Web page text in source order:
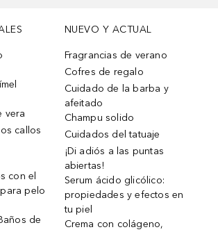
vera
callos
con el
pelo
de
NUEVO Y ACTUAL
Fragrancias de verano
Cofres de regalo
Cuidado de la barba y
afeitado
Champu solido
Cuidados del tatuaje
¡Di adiós a las puntas
abiertas!
Serum ácido glicólico:
propiedades y efectos en
tu piel
Crema con colágeno,